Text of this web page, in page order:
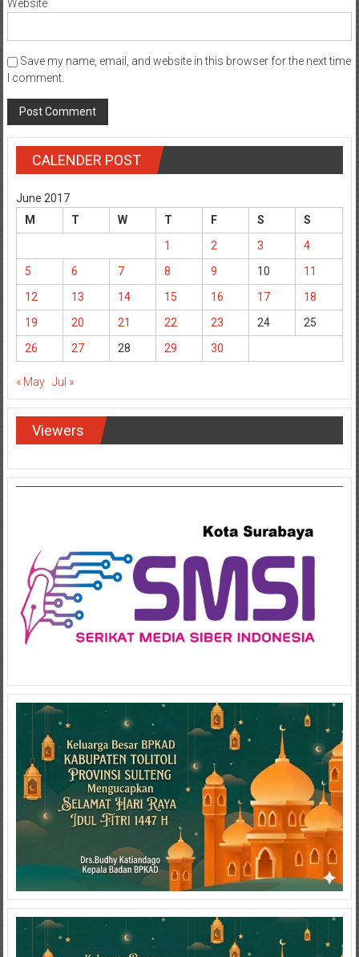
Website
Save my name, email, and website in this browser for the next time
I comment.
CALENDER POST
June 2017
M
T W T F S
S
1
2 3
4
5
6 7 8 9 10
11
12
13 14 15 16 17
18
19
20 21 22 23 24
25
26
27 28 29 30
« May Jul »
Viewers